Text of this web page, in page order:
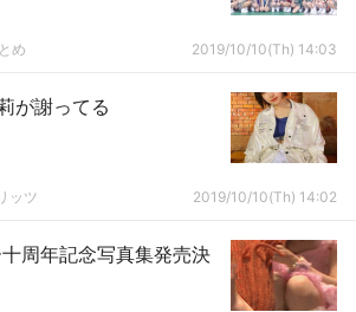
め 2019/10/10(Th) 14:03
が謝ってる
ッツ 2019/10/10(Th) 14:02
周年記念写真集発売決